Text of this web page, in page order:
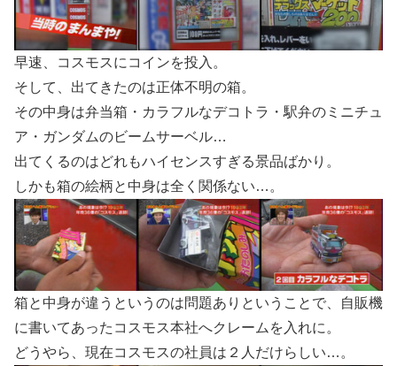
早速、コスモスにコインを投入。
そして、出てきたのは正体不明の箱。
その中身は弁当箱・カラフルなデコトラ・駅弁のミニチュ
ア・ガンダムのビームサーベル…
出てくるのはどれもハイセンスすぎる景品ばかり。
しかも箱の絵柄と中身は全く関係ない…。
箱と中身が違うというのは問題ありということで、自販機
に書いてあったコスモス本社へクレームを入れに。
どうやら、現在コスモスの社員は２人だけらしい…。